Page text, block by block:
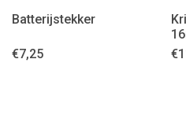
Batterijstekker
€7,25
€